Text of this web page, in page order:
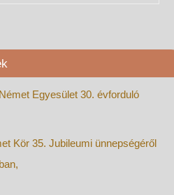
Egyesület 30. évforduló
Kör 35. Jubileumi ünnepségéről